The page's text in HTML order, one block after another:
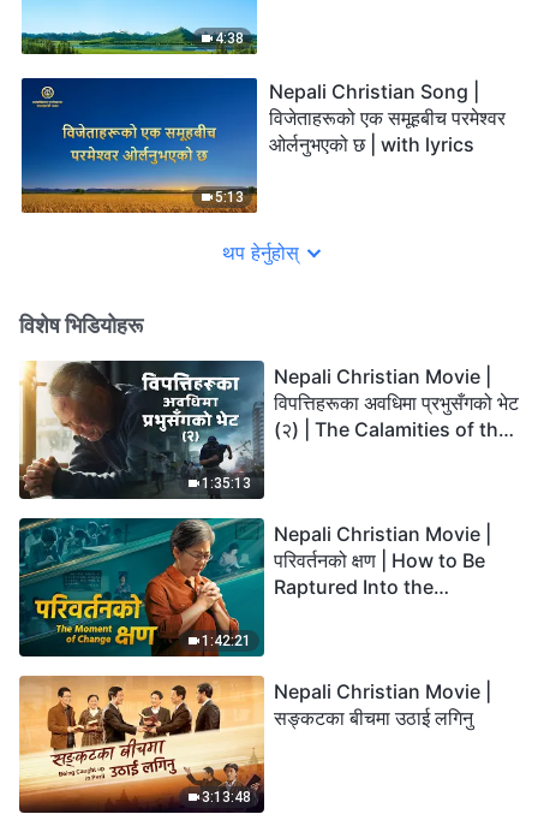
4:38
5:13
Nepali Christian Song |
विजेताहरूको एक समूहबीच परमेश्‍वर
ओर्लनुभएको छ | with lyrics
थप हेर्नुहोस्
विशेष भिडियोहरू
1:35:13
Nepali Christian Movie |
विपत्तिहरूका अवधिमा प्रभुसँगको भेट
(२) | The Calamities of the
1:42:21
Nepali Christian Movie |
परिवर्तनको क्षण | How to Be
Raptured Into the
3:13:48
Nepali Christian Movie |
सङ्कटका बीचमा उठाई लगिनु